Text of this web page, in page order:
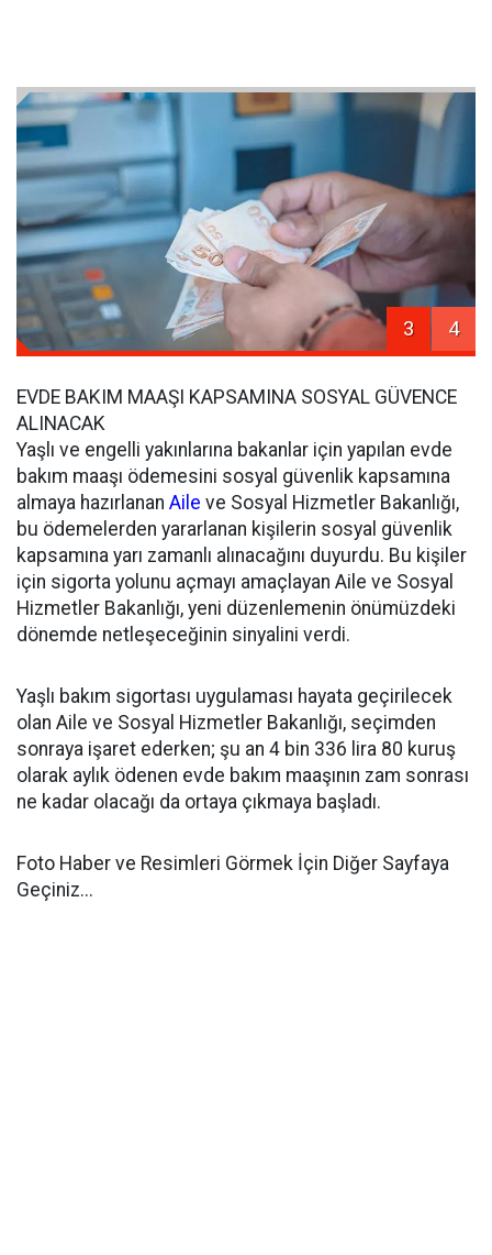
3 4
EVDE BAKIM MAAŞI KAPSAMINA SOSYAL GÜVENCE
ALINACAK
Yaşlı ve engelli yakınlarına bakanlar için yapılan evde
bakım maaşı ödemesini sosyal güvenlik kapsamına
almaya hazırlanan Aile ve Sosyal Hizmetler Bakanlığı,
bu ödemelerden yararlanan kişilerin sosyal güvenlik
kapsamına yarı zamanlı alınacağını duyurdu. Bu kişiler
için sigorta yolunu açmayı amaçlayan Aile ve Sosyal
Hizmetler Bakanlığı, yeni düzenlemenin önümüzdeki
dönemde netleşeceğinin sinyalini verdi.
Yaşlı bakım sigortası uygulaması hayata geçirilecek
olan Aile ve Sosyal Hizmetler Bakanlığı, seçimden
sonraya işaret ederken; şu an 4 bin 336 lira 80 kuruş
olarak aylık ödenen evde bakım maaşının zam sonrası
ne kadar olacağı da ortaya çıkmaya başladı.
Foto Haber ve Resimleri Görmek İçin Diğer Sayfaya
Geçiniz...